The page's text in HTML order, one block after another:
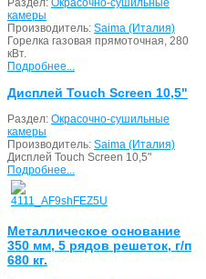
Раздел: Окрасочно-сушильные
камеры
Производитель: Saima (Италия)
Горелка газовая прямоточная, 280
кВт.
Подробнее...
Дисплей Touch Screen 10,5"
Раздел: Окрасочно-сушильные
камеры
Производитель: Saima (Италия)
Дисплей Touch Screen 10,5"
Подробнее...
Металлическое основание
350 мм, 5 рядов решеток, г/п
680 кг.